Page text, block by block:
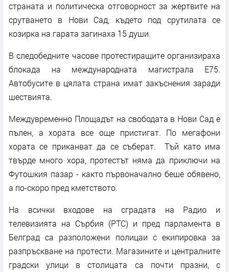
страната и политическа отговорност за жертвите на
срутването в Нови Сад, където под срутилата се
козирка на гарата загинаха 15 души.
В следобедните часове протестиращите организираха
блокада на международната магистрала E75.
Автобусите в цялата страна имат закъснения заради
шествията.
Междувременно Площадът на свободата в Нови Сад е
пълен, а хората все още пристигат. По мегафони
хората се приканват да се съберат. Тъй като има
твърде много хора, протестът няма да приключи на
Футошкия пазар - както първоначално беше обявено,
а по-скоро пред кметството.
На всички входове на сградата на Радио и
телевизията на Сърбия (РТС) и пред парламента в
Белград са разположени полицаи с екипировка за
разпръскване на протести. Магазините и централните
градски улици в столицата са почти празни, с